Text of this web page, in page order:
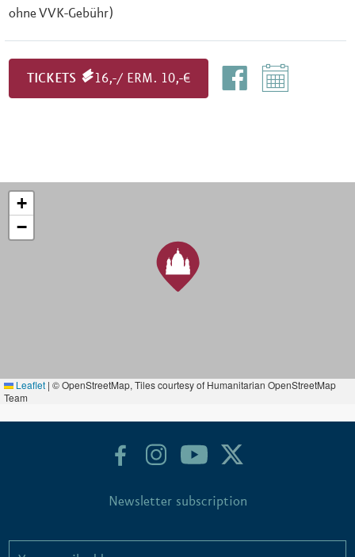
ohne VVK-Gebühr)
TICKETS 16,-/ ERM. 10,-€
+
−
Leaflet | © OpenStreetMap, Tiles courtesy of Humanitarian OpenStreetMap
Team
Newsletter subscription